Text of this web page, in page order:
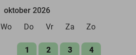
oktober 2026
Wo Do Vr Za Zo
1 2 3 4